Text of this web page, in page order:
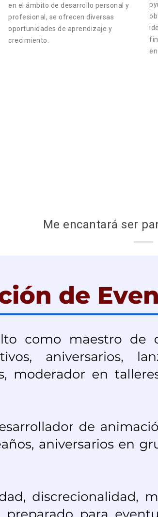
en el ámbito de desarrollo personal y
profesional, se ofrecen diversas
oportunidades de aprendizaje y
crecimiento.
Me encantará ser